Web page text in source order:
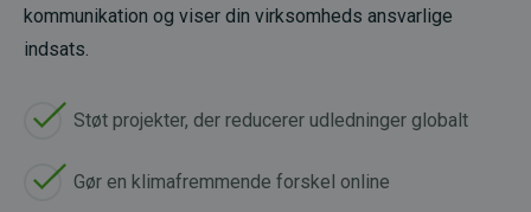
kommunikation og viser din virksomheds ansvarlige
indsats.
Støt projekter, der reducerer udledninger globalt
Gør en klimafremmende forskel online